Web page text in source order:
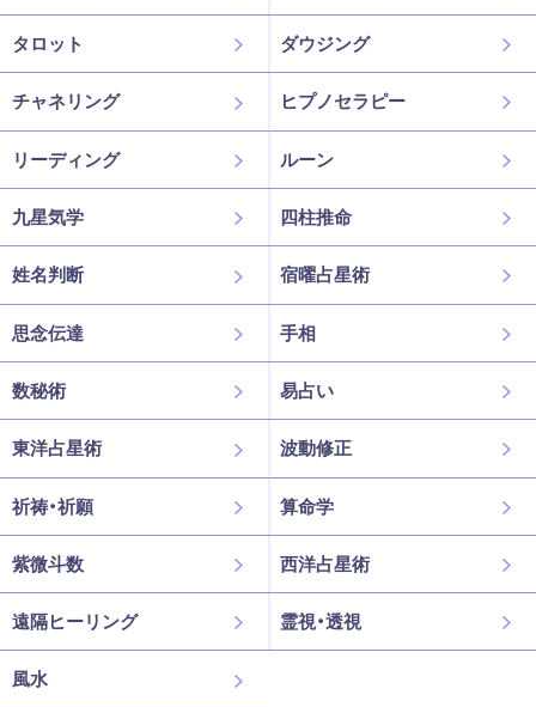
タロット ダウジング
チャネリング ヒプノセラピー
リーディング ルーン
九星気学 四柱推命
姓名判断 宿曜占星術
思念伝達 手相
数秘術 易占い
東洋占星術 波動修正
祈祷・祈願 算命学
紫微斗数 西洋占星術
遠隔ヒーリング 霊視・透視
風水